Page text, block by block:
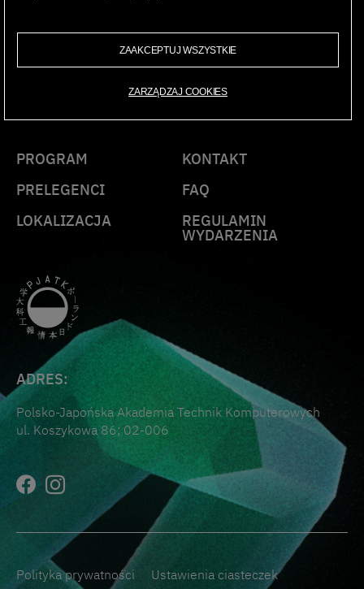
AI SUMMIT
PJAIT 2025
ADRES:
Polsko-Japońska Akademia Technik Komputerowych
ul. Koszykowa 86; 02-006
PROGRAM
PRELEGENCI
LOKALIZACJA
KONTAKT
FAQ
REGULAMIN
WYDARZENIA
Polityka prywatności Ustawienia ciasteczek
ZAAKCEPTUJ WSZYSTKIE
ZARZĄDZAJ COOKIES